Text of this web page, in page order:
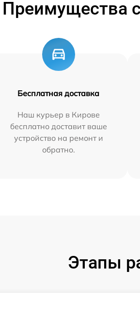
Преимущества
Бесплатная доставка
Наш курьер в Кирове
бесплатно доставит ваше
устройство на ремонт и
обратно.
Этапы